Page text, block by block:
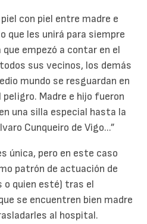
con piel entre madre e
que les unirá para siempre
empezó a contar en el
sus vecinos, los demás
mundo se resguardan en
Madre e hijo fueron
una silla especial hasta la
Cunqueiro de Vigo...”
única, pero en este caso
patrón de actuación de
o quien esté) tras el
se encuentren bien madre
al hospital.